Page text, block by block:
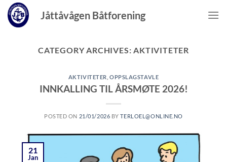
Skip
Jåttåvågen Båtforening
CATEGORY ARCHIVES:AKTIVITETER
AKTIVITETER OPPSLAGSTAVLE
INNKALLING TIL ÅRSMØTE 2026!
POSTED ON 21/01/2026 BYTERLOEL@ONLINE.NO
21
Jan